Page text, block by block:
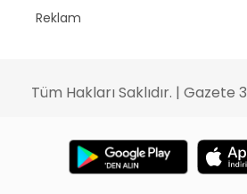
Reklam
Tüm Hakları Saklıdır. | Gazete 3